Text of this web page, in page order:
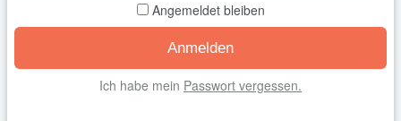
Angemeldet bleiben
Ich habe mein Passwort vergessen.